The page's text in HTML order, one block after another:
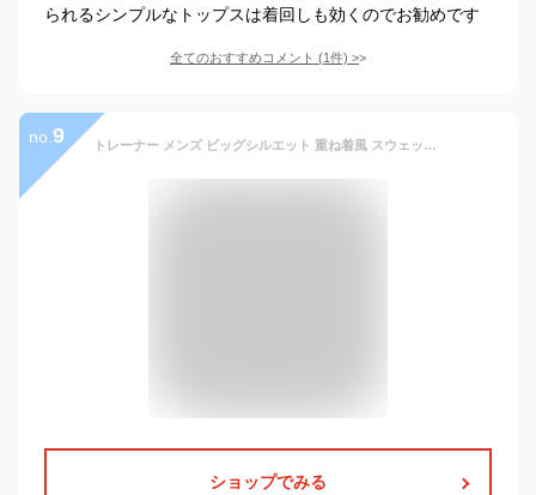
られるシンプルなトップスは着回しも効くのでお勧めです
全てのおすすめコメント (1件) >
no. 9 トレーナー メンズ ビッグシルエット 重ね着風 スウェット おしゃれ レディーストレーナー 大きいサイズ カジュアル クルーネック 長袖トレーナー 春服 秋服 ゆったり トップス 長袖 凹凸感 ブラック ホワイト ブルー グレー 送料無料
ショップでみる